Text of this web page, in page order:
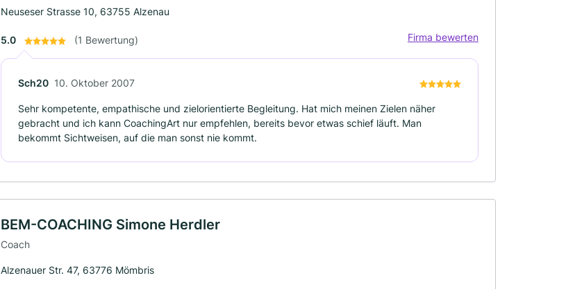
Neuseser Strasse 10, 63755 Alzenau
5.0 (1 Bewertung) Firma bewerten
Sch20 10. Oktober 2007
Sehr kompetente, empathische und zielorientierte Begleitung. Hat mich meinen Zielen näher
gebracht und ich kann CoachingArt nur empfehlen, bereits bevor etwas schief läuft. Man
bekommt Sichtweisen, auf die man sonst nie kommt.
BEM-COACHING Simone Herdler
Coach
Alzenauer Str. 47, 63776 Mömbris